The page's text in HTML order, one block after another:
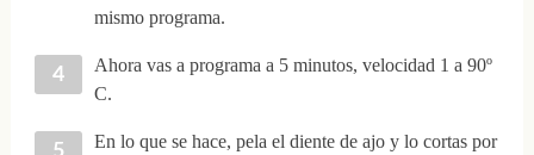
mismo programa.
Ahora vas a programa a 5 minutos, velocidad 1 a 90º
C.
En lo que se hace, pela el diente de ajo y lo cortas por